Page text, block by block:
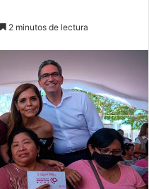
2 minutos de lectura